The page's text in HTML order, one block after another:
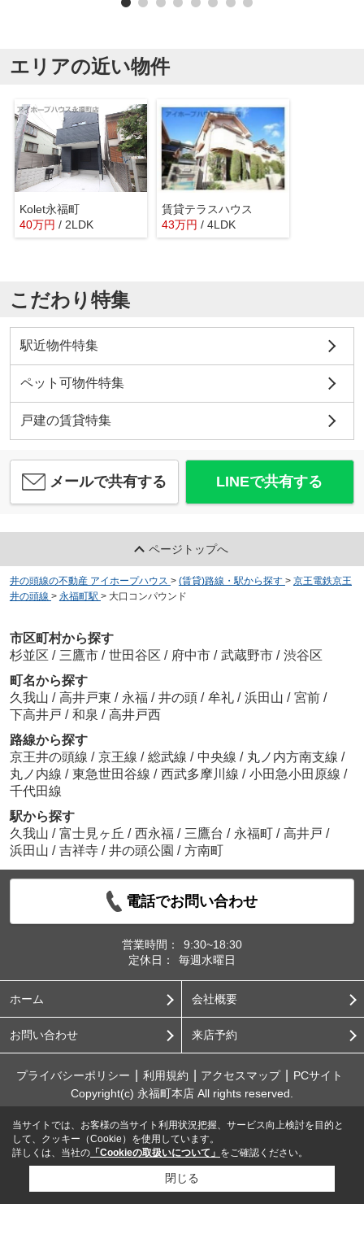
エリアの近い物件
Kolet永福町
40万円 / 2LDK
賃貸テラスハウス
43万円 / 4LDK
こだわり特集
駅近物件特集
ペット可物件特集
戸建の賃貸特集
メールで共有する LINEで共有する
ページトップへ
井の頭線の不動産 アイホープハウス > (賃貸)路線・駅から探す > 京王電鉄京王
井の頭線 > 永福町駅 > 大口コンパウンド
市区町村から探す
杉並区 / 三鷹市 / 世田谷区 / 府中市 / 武蔵野市 / 渋谷区
町名から探す
久我山 / 高井戸東 / 永福 / 井の頭 / 牟礼 / 浜田山 / 宮前 /
下高井戸 / 和泉 / 高井戸西
路線から探す
京王井の頭線 / 京王線 / 総武線 / 中央線 / 丸ノ内方南支線 /
丸ノ内線 / 東急世田谷線 / 西武多摩川線 / 小田急小田原線 /
千代田線
駅から探す
久我山 / 富士見ヶ丘 / 西永福 / 三鷹台 / 永福町 / 高井戸 /
浜田山 / 吉祥寺 / 井の頭公園 / 方南町
電話でお問い合わせ
営業時間：
9:30~18:30
定休日：
毎週水曜日
ホーム 会社概要
お問い合わせ 来店予約
プライバシーポリシー 利用規約 アクセスマップ
PCサイト
Copyright(c) 永福町本店 All rights reserved.
当サイトでは、お客様の当サイト利用状況把握、サービス向上検討を目的と
して、クッキー（Cookie）を使用しています。
詳しくは、当社の 「Cookieの取扱いについて」 をご確認ください。
閉じる